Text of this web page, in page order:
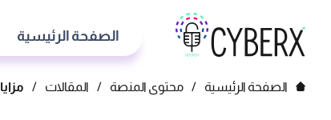
الصفحة الرئيسية
الصفحة الرئيسية / محتوى المنصة / المقالات /